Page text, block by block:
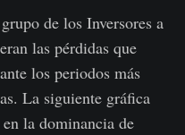
de los Inversores a
las pérdidas que
los periodos más
La siguiente gráfica
la dominancia de